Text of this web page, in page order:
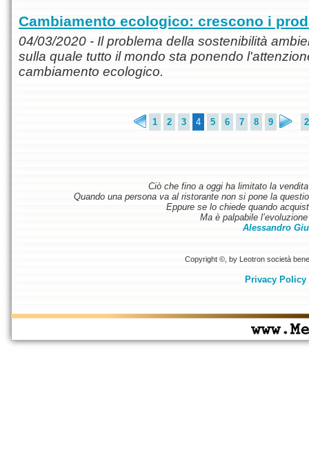
Cambiamento ecologico: crescono i
04/03/2020 - Il problema della sostenibilità
sulla quale tutto il mondo sta ponendo
cambiamento ecologico.
1 2 3 4 5 6 7 8 9
Ciò che fino a oggi ha limitato la
Quando una persona va al ristorante non si pone la
Eppure se lo chiede quando
Ma è palpabile
Alessandro
Copyright ©, by Leotron società
Privacy Policy